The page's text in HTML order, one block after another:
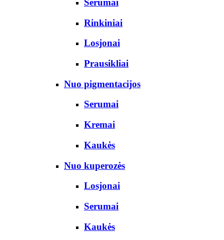
Serumai
Rinkiniai
Losjonai
Prausikliai
Nuo pigmentacijos
Serumai
Kremai
Kaukės
Nuo kuperozės
Losjonai
Serumai
Kaukės